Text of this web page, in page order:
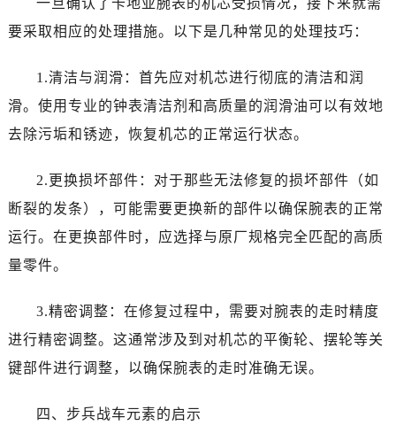
一旦确认了卡地亚腕表的机芯受损情况，接下来就需
要采取相应的处理措施。以下是几种常见的处理技巧：
1.清洁与润滑：首先应对机芯进行彻底的清洁和润
滑。使用专业的钟表清洁剂和高质量的润滑油可以有效地
去除污垢和锈迹，恢复机芯的正常运行状态。
2.更换损坏部件：对于那些无法修复的损坏部件（如
断裂的发条），可能需要更换新的部件以确保腕表的正常
运行。在更换部件时，应选择与原厂规格完全匹配的高质
量零件。
3.精密调整：在修复过程中，需要对腕表的走时精度
进行精密调整。这通常涉及到对机芯的平衡轮、摆轮等关
键部件进行调整，以确保腕表的走时准确无误。
四、步兵战车元素的启示